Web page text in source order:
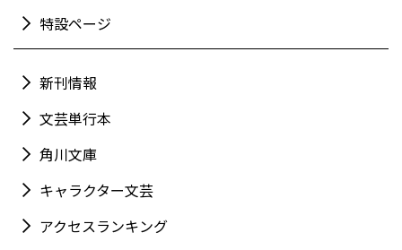
特設ページ
新刊情報
文芸単行本
角川文庫
キャラクター文芸
アクセスランキング